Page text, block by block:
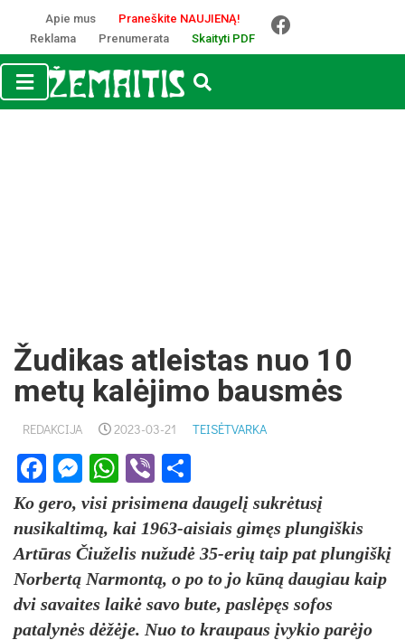
Apie mus
Praneškite NAUJIENĄ!
Reklama
Prenumerata Skaityti PDF
Žudikas atleistas nuo 10
metų kalėjimo bausmės
REDAKCIJA 2023-03-21 TEISĖTVARKA
Facebook
Messenger
WhatsApp
Viber
Ko gero, visi prisimena daugelį sukrėtusį
nusikaltimą, kai 1963-aisiais gimęs plungiškis
Artūras Čiuželis nužudė 35-erių taip pat plungiškį
Norbertą Narmontą, o po to jo kūną daugiau kaip
dvi savaites laikė savo bute, paslėpęs sofos
patalynės dėžėje. Nuo to kraupaus įvykio parėjo